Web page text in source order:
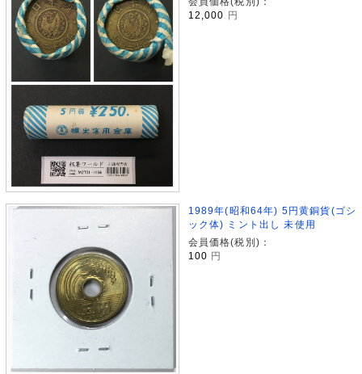
12,000 円
1989年(昭和64年) 5円黄銅貨(ゴシ
ック体) ミント出し 未使用
会員価格(税別)：
100 円